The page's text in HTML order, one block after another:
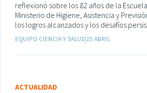
reflexionó sobre los 82 años de la
Ministerio de Higiene, Asistencia y
los logros alcanzados y los desafíos
EQUIPO CIENCIA Y SALUD25 ABRIL
ACTUALIDAD